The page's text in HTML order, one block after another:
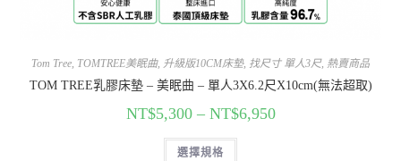
Tom Tree, TOMTREE美眠曲, 升級版10CM床墊, 找尺寸 單人3尺, 熱賣商品
TOM TREE乳膠床墊 – 美眠曲 – 單人3X6.2尺X10cm(無法超取)
NT$5,300– NT$6,950
選擇規格